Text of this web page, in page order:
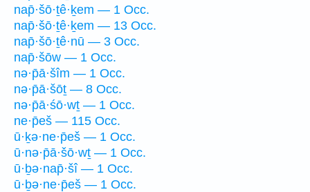
nap̄·šō·ṯê·ḵem — 1 Occ.
nap̄·šō·ṯê·ḵem — 13 Occ.
nap̄·šō·ṯê·nū — 3 Occ.
nap̄·šōw — 1 Occ.
nə·p̄ā·šîm — 1 Occ.
nə·p̄ā·šōṯ — 8 Occ.
nə·p̄ā·śō·wṯ — 1 Occ.
ne·p̄eš — 115 Occ.
ū·ḵə·ne·p̄eš — 1 Occ.
ū·nə·p̄ā·šō·wṯ — 1 Occ.
ū·ḇə·nap̄·šî — 1 Occ.
ū·ḇə·ne·p̄eš — 1 Occ.